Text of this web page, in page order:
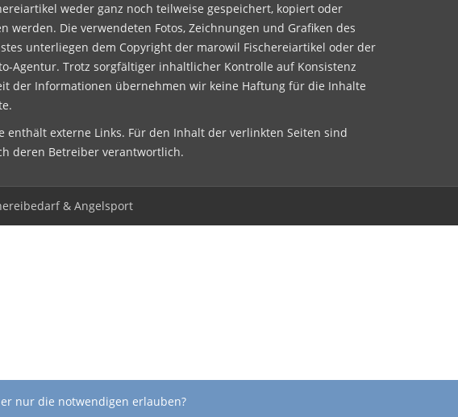
weder ganz noch teilweise gespeichert, kopiert oder
werden. Die verwendeten Fotos, Zeichnungen und Grafiken des
unterliegen dem Copyright der marowil Fischereiartikel oder der
Agentur. Trotz sorgfältiger inhaltlicher Kontrolle auf Konsistenz
der Informationen übernehmen wir keine Haftung für die Inhalte
enthält externe Links. Für den Inhalt der verlinkten Seiten sind
deren Betreiber verantwortlich.
& Angelsport
nur die notwendigen erlauben?